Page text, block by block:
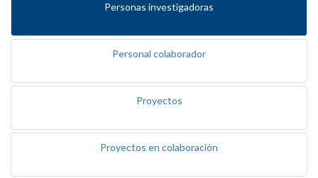
Personas investigadoras
Personal colaborador
Proyectos
Proyectos en colaboración